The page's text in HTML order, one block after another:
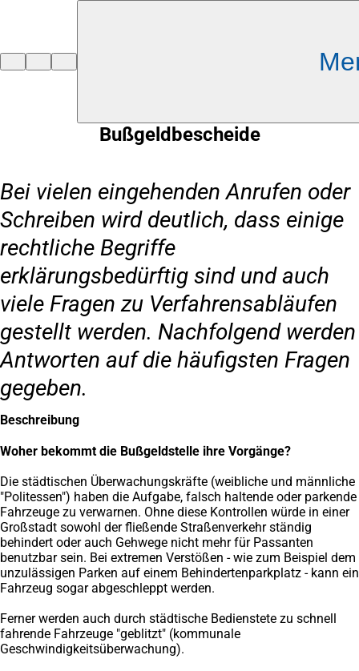
Bußgeldbescheide
Bei vielen eingehenden Anrufen oder
Schreiben wird deutlich, dass einige
rechtliche Begriffe
erklärungsbedürftig sind und auch
viele Fragen zu Verfahrensabläufen
gestellt werden. Nachfolgend werden
Antworten auf die häufigsten Fragen
gegeben.
Beschreibung
Woher bekommt die Bußgeldstelle ihre Vorgänge?
Die städtischen Überwachungskräfte (weibliche und männliche
"Politessen") haben die Aufgabe, falsch haltende oder parkende
Fahrzeuge zu verwarnen. Ohne diese Kontrollen würde in einer
Großstadt sowohl der fließende Straßenverkehr ständig
behindert oder auch Gehwege nicht mehr für Passanten
benutzbar sein. Bei extremen Verstößen - wie zum Beispiel dem
unzulässigen Parken auf einem Behindertenparkplatz - kann ein
Fahrzeug sogar abgeschleppt werden.
Ferner werden auch durch städtische Bedienstete zu schnell
fahrende Fahrzeuge "geblitzt" (kommunale
Geschwindigkeitsüberwachung).